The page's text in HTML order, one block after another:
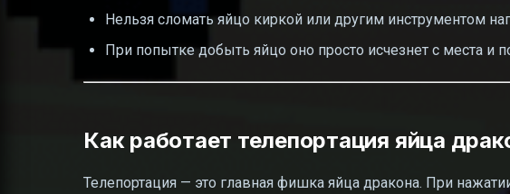
Нельзя сломать яйцо киркой или другим инструментом
При попытке добыть яйцо оно просто исчезнет с места и
Как работает телепортация яйца
Телепортация — это главная фишка яйца дракона. При